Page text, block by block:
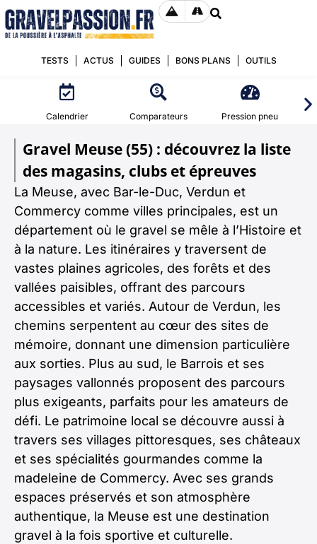
TESTS ACTUS GUIDES BONS PLANS OUTILS
Calendrier Comparateurs Pression pneu
Gravel Meuse (55) : découvrez la liste
des magasins, clubs et épreuves
La Meuse, avec Bar-le-Duc, Verdun et
Commercy comme villes principales, est un
département où le gravel se mêle à l’Histoire et
à la nature. Les itinéraires y traversent de
vastes plaines agricoles, des forêts et des
vallées paisibles, offrant des parcours
accessibles et variés. Autour de Verdun, les
chemins serpentent au cœur des sites de
mémoire, donnant une dimension particulière
aux sorties. Plus au sud, le Barrois et ses
paysages vallonnés proposent des parcours
plus exigeants, parfaits pour les amateurs de
défi. Le patrimoine local se découvre aussi à
travers ses villages pittoresques, ses châteaux
et ses spécialités gourmandes comme la
madeleine de Commercy. Avec ses grands
espaces préservés et son atmosphère
authentique, la Meuse est une destination
gravel à la fois sportive et culturelle.